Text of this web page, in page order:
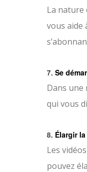
La nature
vous aide
7. Se
Dans une
qui vous
8. Élargir
Les
pouvez